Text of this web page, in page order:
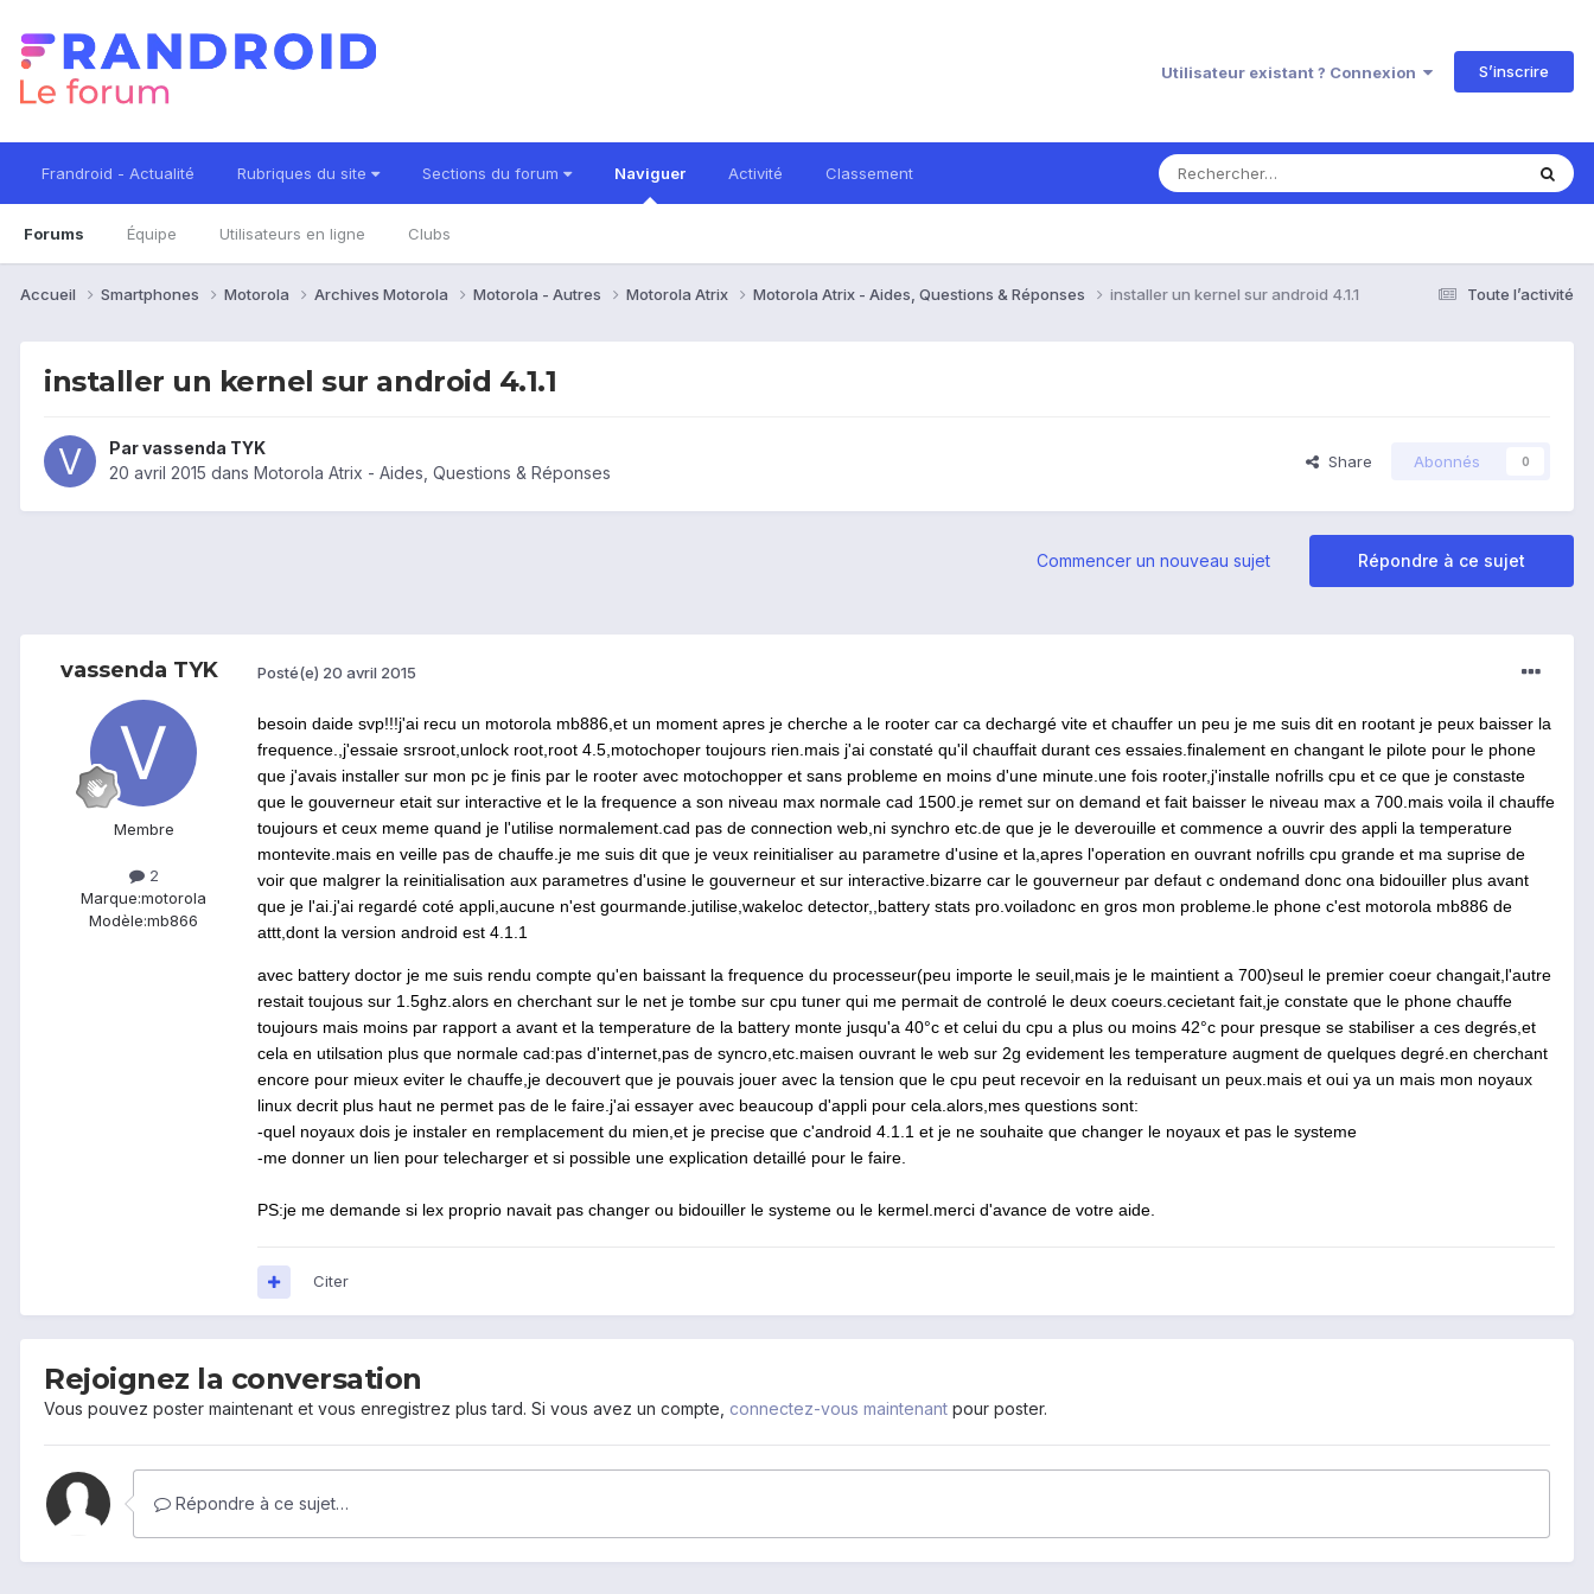
Utilisateur existant ? Connexion S’inscrire
Frandroid - Actualité Rubriques du site Sections du forum Naviguer
Forums Équipe Utilisateurs en ligne Clubs
Activité Classement
Toute l’activité
Accueil Smartphones Motorola Archives Motorola Motorola - Autres Motorola Atrix Motorola Atrix - Aides, Questions & Réponses installer un kernel sur android 4.1.1
installer un kernel sur android 4.1.1
Parvassenda TYK
20 avril 2015 dans Motorola Atrix - Aides, Questions & Réponses
Share Abonnés 0
Répondre à ce sujet
Commencer un nouveau sujet
vassenda TYK
Membre
2
Marque:motorola
Modèle:mb866
Posté(e) 20 avril 2015
besoin daide svp!!!j'ai recu un motorola mb886,et un moment apres je cherche a le rooter car ca dechargé vite et chauffer un peu je me suis dit en rootant je peux baisser la
frequence.,j'essaie srsroot,unlock root,root 4.5,motochoper toujours rien.mais j'ai constaté qu'il chauffait durant ces essaies.finalement en changant le pilote pour le phone
que j'avais installer sur mon pc je finis par le rooter avec motochopper et sans probleme en moins d'une minute.une fois rooter,j'installe nofrills cpu et ce que je constaste
que le gouverneur etait sur interactive et le la frequence a son niveau max normale cad 1500.je remet sur on demand et fait baisser le niveau max a 700.mais voila il chauffe
toujours et ceux meme quand je l'utilise normalement.cad pas de connection web,ni synchro etc.de que je le deverouille et commence a ouvrir des appli la temperature
montevite.mais en veille pas de chauffe.je me suis dit que je veux reinitialiser au parametre d'usine et la,apres l'operation en ouvrant nofrills cpu grande et ma suprise de
voir que malgrer la reinitialisation aux parametres d'usine le gouverneur et sur interactive.bizarre car le gouverneur par defaut c ondemand donc ona bidouiller plus avant
que je l'ai.j'ai regardé coté appli,aucune n'est gourmande.jutilise,wakeloc detector,,battery stats pro.voiladonc en gros mon probleme.le phone c'est motorola mb886 de
attt,dont la version android est 4.1.1
avec battery doctor je me suis rendu compte qu'en baissant la frequence du processeur(peu importe le seuil,mais je le maintient a 700)seul le premier coeur changait,l'autre
restait toujous sur 1.5ghz.alors en cherchant sur le net je tombe sur cpu tuner qui me permait de controlé le deux coeurs.cecietant fait,je constate que le phone chauffe
toujours mais moins par rapport a avant et la temperature de la battery monte jusqu'a 40°c et celui du cpu a plus ou moins 42°c pour presque se stabiliser a ces degrés,et
cela en utilsation plus que normale cad:pas d'internet,pas de syncro, etc.maisen ouvrant le web sur 2g evidement les temperature augment de quelques degré.en cherchant
encore pour mieux eviter le chauffe,je decouvert que je pouvais jouer avec la tension que le cpu peut recevoir en la reduisant un peux.mais et oui ya un mais mon noyaux
linux decrit plus haut ne permet pas de le faire.j'ai essayer avec beaucoup d'appli pour cela.alors,mes questions sont:
-quel noyaux dois je instaler en remplacement du mien,et je precise que c'android 4.1.1 et je ne souhaite que changer le noyaux et pas le systeme
-me donner un lien pour telecharger et si possible une explication detaillé pour le faire.
PS:je me demande si lex proprio navait pas changer ou bidouiller le systeme ou le kermel.merci d'avance de votre aide.
Citer
Rejoignez la conversation
Vous pouvez poster maintenant et vous enregistrez plus tard. Si vous avez un compte, connectez-vous maintenant pour poster.
Répondre à ce sujet…